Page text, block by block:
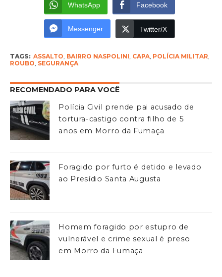
WhatsApp Facebook
Messenger Twitter/X
TAGS: ASSALTO BAIRRO NASPOLINI CAPA, POLÍCIA MILITAR
ROUBO SEGURANÇA
RECOMENDADO PARA VOCÊ
Polícia Civil prende pai acusado de
tortura-castigo contra filho de 5
anos em Morro da Fumaça
Foragido por furto é detido e levado
ao Presídio Santa Augusta
Homem foragido por estupro de
vulnerável e crime sexual é preso
em Morro da Fumaça